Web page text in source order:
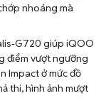
nhoáng mà
G720 giúp iQOO
điểm vượt ngưỡng
Impact ở mức đồ
thi, hình ảnh mượt